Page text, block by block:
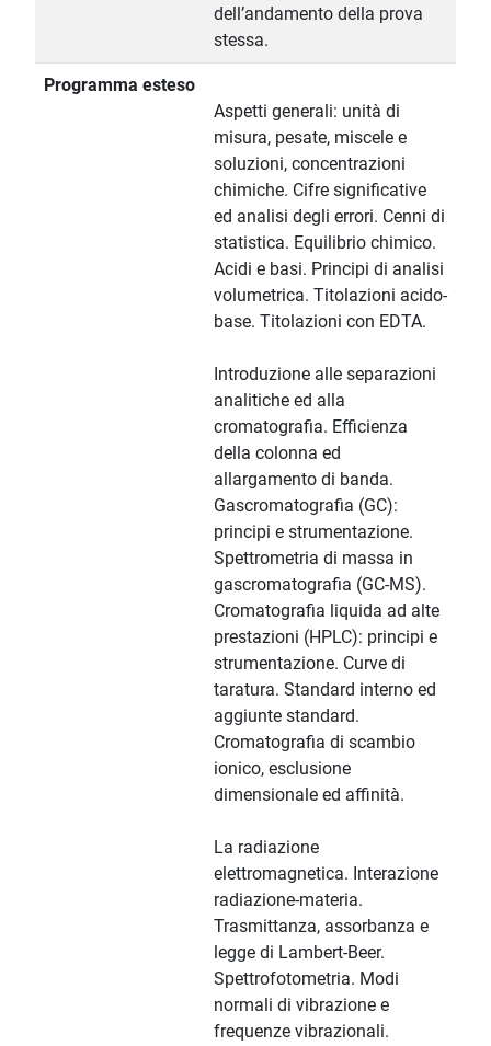
dell’andamento della prova
stessa.
Programma esteso
Aspetti generali: unità di
misura, pesate, miscele e
soluzioni, concentrazioni
chimiche. Cifre significative
ed analisi degli errori. Cenni di
statistica. Equilibrio chimico.
Acidi e basi. Principi di analisi
volumetrica. Titolazioni acido-
base. Titolazioni con EDTA.
Introduzione alle separazioni
analitiche ed alla
cromatografia. Efficienza
della colonna ed
allargamento di banda.
Gascromatografia (GC):
principi e strumentazione.
Spettrometria di massa in
gascromatografia (GC-MS).
Cromatografia liquida ad alte
prestazioni (HPLC): principi e
strumentazione. Curve di
taratura. Standard interno ed
aggiunte standard.
Cromatografia di scambio
ionico, esclusione
dimensionale ed affinità.
La radiazione
elettromagnetica. Interazione
radiazione-materia.
Trasmittanza, assorbanza e
legge di Lambert-Beer.
Spettrofotometria. Modi
normali di vibrazione e
frequenze vibrazionali.